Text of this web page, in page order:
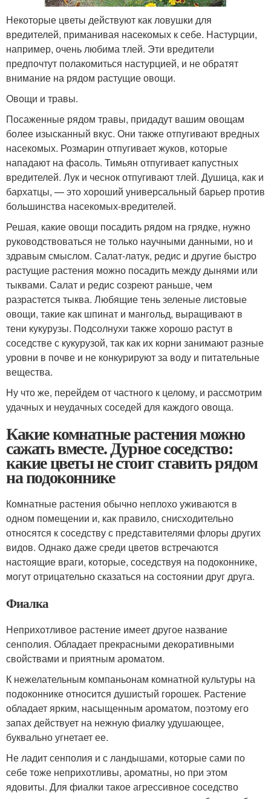
Некоторые цветы действуют как ловушки для
вредителей, приманивая насекомых к себе. Настурции,
например, очень любима тлей. Эти вредители
предпочтут полакомиться настурцией, и не обратят
внимание на рядом растущие овощи.
Овощи и травы.
Посаженные рядом травы, придадут вашим овощам
более изысканный вкус. Они также отпугивают вредных
насекомых. Розмарин отпугивает жуков, которые
нападают на фасоль. Тимьян отпугивает капустных
вредителей. Лук и чеснок отпугивают тлей. Душица, как и
бархатцы, — это хороший универсальный барьер против
большинства насекомых-вредителей.
Решая, какие овощи посадить рядом на грядке, нужно
руководствоваться не только научными данными, но и
здравым смыслом. Салат-латук, редис и другие быстро
растущие растения можно посадить между дынями или
тыквами. Салат и редис созреют раньше, чем
разрастется тыква. Любящие тень зеленые листовые
овощи, такие как шпинат и мангольд, выращивают в
тени кукурузы. Подсолнухи также хорошо растут в
соседстве с кукурузой, так как их корни занимают разные
уровни в почве и не конкурируют за воду и питательные
вещества.
Ну что же, перейдем от частного к целому, и рассмотрим
удачных и неудачных соседей для каждого овоща.
Какие комнатные растения можно
сажать вместе. Дурное соседство:
какие цветы не стоит ставить рядом
на подоконнике
Комнатные растения обычно неплохо уживаются в
одном помещении и, как правило, снисходительно
относятся к соседству с представителями флоры других
видов. Однако даже среди цветов встречаются
настоящие враги, которые, соседствуя на подоконнике,
могут отрицательно сказаться на состоянии друг друга.
Фиалка
Неприхотливое растение имеет другое название
сенполия. Обладает прекрасными декоративными
свойствами и приятным ароматом.
К нежелательным компаньонам комнатной культуры на
подоконнике относится душистый горошек. Растение
обладает ярким, насыщенным ароматом, поэтому его
запах действует на нежную фиалку удушающее,
буквально угнетает ее.
Не ладит сенполия и с ландышами, которые сами по
себе тоже неприхотливы, ароматны, но при этом
ядовиты. Для фиалки такое агрессивное соседство